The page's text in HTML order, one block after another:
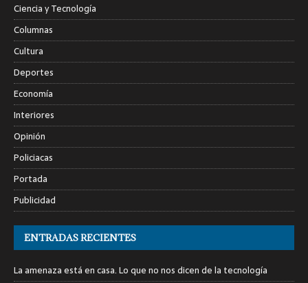
Ciencia y Tecnología
Columnas
Cultura
Deportes
Economía
Interiores
Opinión
Policiacas
Portada
Publicidad
ENTRADAS RECIENTES
La amenaza está en casa. Lo que no nos dicen de la tecnología